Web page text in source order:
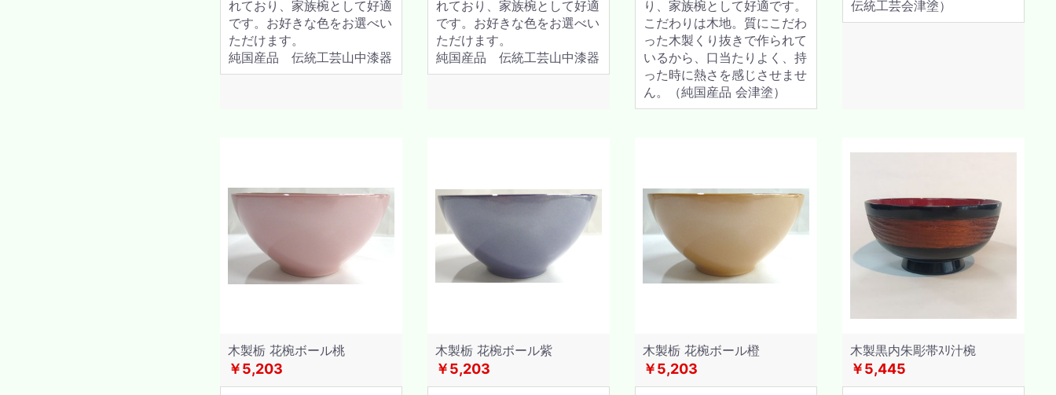
れており、家族椀として好適
です。お好きな色をお選べい
ただけます。
純国産品 伝統工芸山中漆器
れており、家族椀として好適
です。お好きな色をお選べい
ただけます。
純国産品 伝統工芸山中漆器
り、家族椀として好適です。
こだわりは木地。質にこだわ
った木製くり抜きで作られて
いるから、口当たりよく、持
った時に熱さを感じさせませ
ん。（純国産品 会津塗）
伝統工芸会津塗）
木製栃 花椀ボール桃
￥5,203
木製栃 花椀ボール紫
￥5,203
木製栃 花椀ボール橙
￥5,203
木製黒内朱彫帯ｽﾘ汁椀
￥5,445